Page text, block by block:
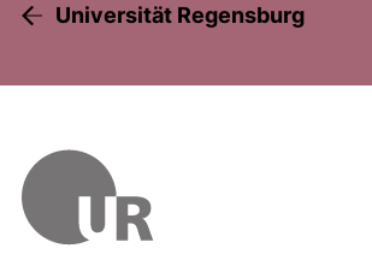
Universität Regensburg